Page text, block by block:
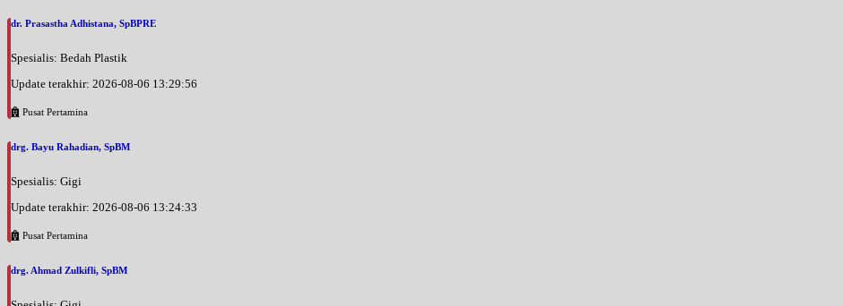
Senin, 31/08/2026
EKSEKUTIF
Jam 16:00 - 19:00
Jam 19:00 - 20:00
Rabu, 02/09/2026
EKSEKUTIF
Jumat, 04/09/2026
dr. Prasastha Adhistana, SpBPRE
Spesialis: Bedah Plastik
Update terakhir: 2026-08-06 13:29:56
Pusat Pertamina
drg. Bayu Rahadian, SpBM
Spesialis: Gigi
Update terakhir: 2026-08-06 13:24:33
Pusat Pertamina
drg. Ahmad Zulkifli, SpBM